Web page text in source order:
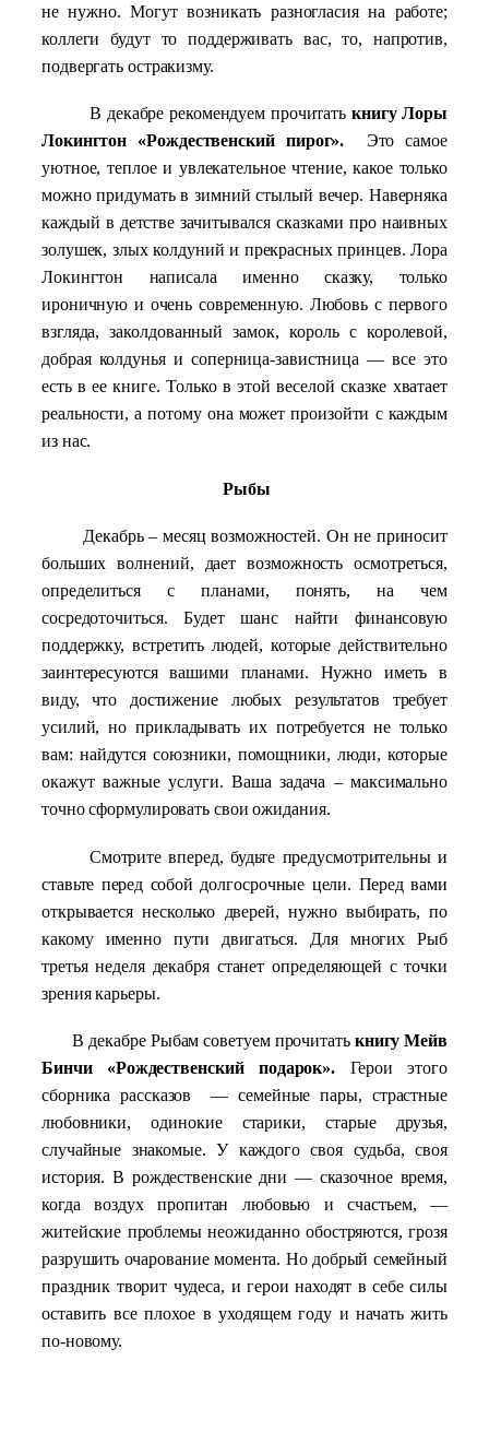
не нужно. Могут возникать разногласия на работе;
коллеги будут то поддерживать вас, то, напротив,
подвергать остракизму.
В декабре рекомендуем прочитать книгу Лоры
Локингтон «Рождественский пирог».
Это самое
уютное, теплое и увлекательное чтение, какое только
можно придумать в зимний стылый вечер. Наверняка
каждый в детстве зачитывался сказками про наивных
золушек, злых колдуний и прекрасных принцев. Лора
Локингтон написала именно сказку, только
ироничную и очень современную. Любовь с первого
взгляда, заколдованный замок, король с королевой,
добрая колдунья и соперница-завистница — все это
есть в ее книге. Только в этой веселой сказке хватает
реальности, а потому она может произойти с каждым
из нас.
Рыбы
Декабрь – месяц возможностей. Он не приносит
больших волнений, дает возможность осмотреться,
определиться с планами, понять, на чем
сосредоточиться. Будет шанс найти финансовую
поддержку, встретить людей, которые действительно
заинтересуются вашими планами. Нужно иметь в
виду, что достижение любых результатов требует
усилий, но прикладывать их потребуется не только
вам: найдутся союзники, помощники, люди, которые
окажут важные услуги. Ваша задача – максимально
точно сформулировать свои ожидания.
Смотрите вперед, будьте предусмотрительны и
ставьте перед собой долгосрочные цели. Перед вами
открывается несколько дверей, нужно выбирать, по
какому именно пути двигаться. Для многих Рыб
третья неделя декабря станет определяющей с точки
зрения карьеры.
В декабре Рыбам советуем прочитать книгу Мейв
Бинчи «Рождественский подарок». Герои этого
сборника рассказов
— семейные пары, страстные
любовники, одинокие старики, старые друзья,
случайные знакомые. У каждого своя судьба, своя
история. В рождественские дни — сказочное время,
когда воздух пропитан любовью и счастьем, —
житейские проблемы неожиданно обостряются, грозя
разрушить очарование момента. Но добрый семейный
праздник творит чудеса, и герои находят в себе силы
оставить все плохое в уходящем году и начать жить
по-новому.